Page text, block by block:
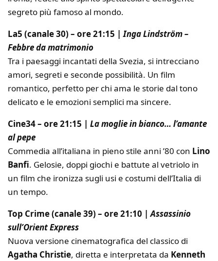
segreto più famoso al mondo.
La5 (canale 30) – ore 21:15 |Inga Lindström –
Febbre da matrimonio
Tra i paesaggi incantati della Svezia, si intrecciano
amori, segreti e seconde possibilità. Un film
romantico, perfetto per chi ama le storie dal tono
delicato e le emozioni semplici ma sincere.
Cine34 – ore 21:15 | La moglie in bianco… l’amante
al pepe
Commedia all’italiana in pieno stile anni ’80 con Lino
Banfi. Gelosie, doppi giochi e battute al vetriolo in
un film che ironizza sugli usi e costumi dell’Italia di
un tempo.
Top Crime (canale 39) – ore 21:10 |Assassinio
sull’Orient Express
Nuova versione cinematografica del classico di
Agatha Christie, diretta e interpretata da Kenneth